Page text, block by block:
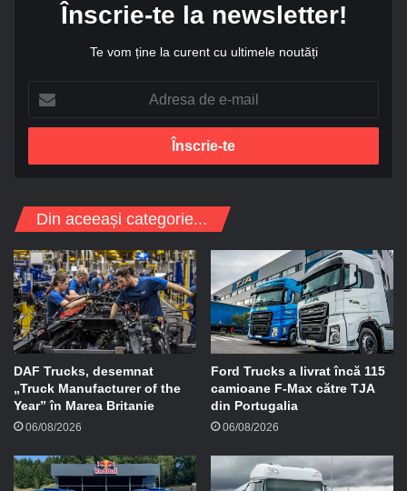
Înscrie-te la newsletter!
Te vom ține la curent cu ultimele noutăți
r
s
d
-
m
a
i
l
Din aceeași categorie...
DAF Trucks, desemnat
„Truck Manufacturer of the
Year” în Marea Britanie
06/08/2026
Ford Trucks a livrat încă 115
camioane F-Max către TJA
din Portugalia
06/08/2026